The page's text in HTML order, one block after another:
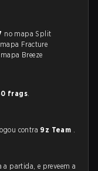
no mapa Split
Fracture
Breeze
frags.
contra 9z Team .
partida, e preveem a